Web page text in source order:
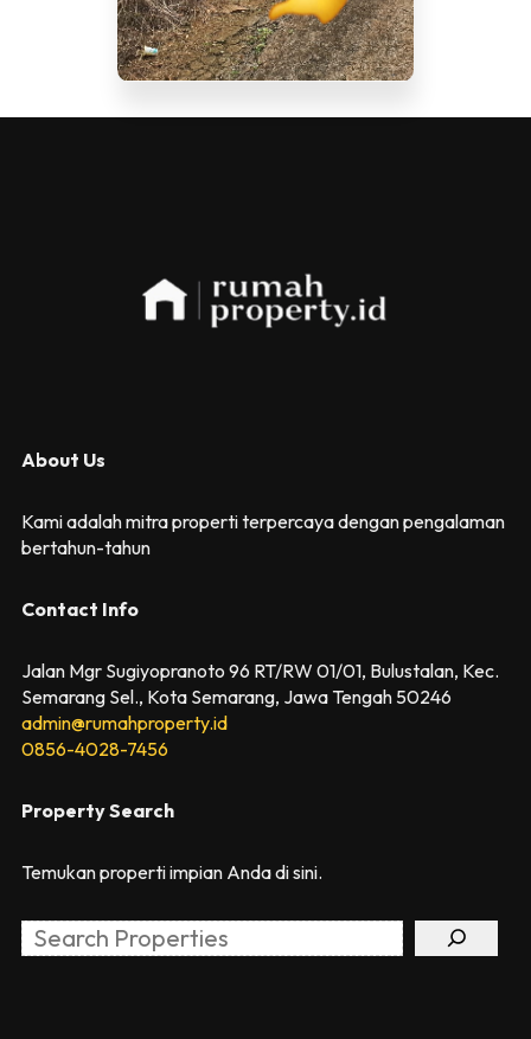
About Us
Kami adalah mitra properti terpercaya dengan pengalaman
bertahun-tahun
Contact Info
Jalan Mgr Sugiyopranoto 96 RT/RW 01/01, Bulustalan, Kec.
Semarang Sel., Kota Semarang, Jawa Tengah 50246
admin@rumahproperty.id
0856-4028-7456
Property Search
Temukan properti impian Anda di sini.
Search